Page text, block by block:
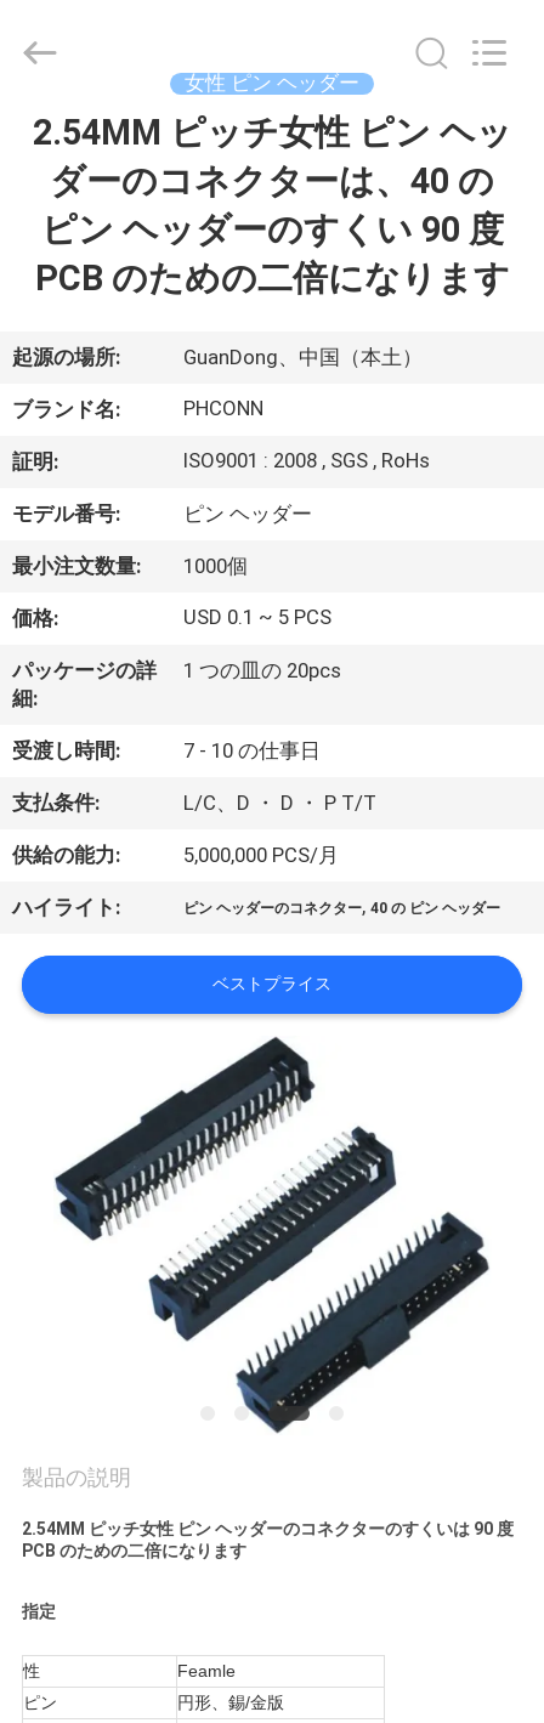
家
ク
ト
私
達
つ
い
て
工
場
旅
行
絡
し
さ
い
2015
Electronics
女性 ピン ヘッダー
2.54MM ピッチ女性 ピン ヘッ
ダーのコネクターは、40 の
ピン ヘッダーのすくい 90 度
PCB のための二倍になります
起源の場所: GuanDong、中国（本土）
ブランド名: PHCONN
証明: ISO9001 : 2008 , SGS , RoHs
モデル番号: ピン ヘッダー
最小注文数量: 1000個
価格: USD 0.1 ~ 5 PCS
パッケージの詳
細:
1 つの皿の 20pcs
受渡し時間: 7 - 10 の仕事日
支払条件: L/C、D ・ D ・ P T/T
供給の能力: 5,000,000 PCS/月
ハイライト: ピン ヘッダーのコネクター,40 の ピン ヘッダー
ベストプライス
製品の説明
2.54MM ピッチ女性 ピン ヘッダーのコネクターのすくいは 90 度
PCB のための二倍になります
指定
性
Feamle
ピン
円形、錫/金版